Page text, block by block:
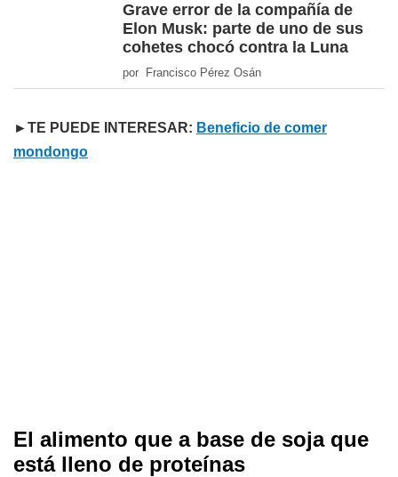
Grave error de la compañía de
Elon Musk: parte de uno de sus
cohetes chocó contra la Luna
por Francisco Pérez Osán
►TE PUEDE INTERESAR: Beneficio de comer
mondongo
El alimento que a base de soja que
está lleno de proteínas